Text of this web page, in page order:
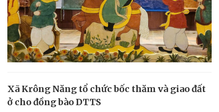
Xã Krông Năng tổ chức bốc thăm và giao đất
ở cho đồng bào DTTS